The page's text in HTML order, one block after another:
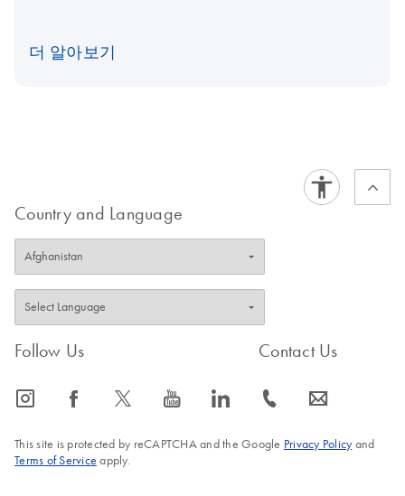
더 알아보기
Country and Language
Follow Us
icon_0065_instagram-s icon_0064_facebook-s icon_0340_cc_gen_x-s icon_0077_youtube-s icon_0066_linkedin-s
Contact Us
icon_0072_phone-s icon_0063_envelope-s
This site is protected by reCAPTCHA and the Google Privacy Policyand
Terms of Service apply.